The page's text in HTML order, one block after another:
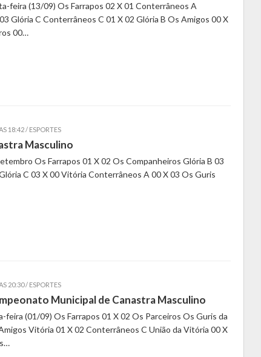
feira (13/09) Os Farrapos 02 X 01 Conterrâneos A
Glória C Conterrâneos C 01 X 02 Glória B Os Amigos 00 X
00…
18:42 / ESPORTES
Masculino
Os Farrapos 01 X 02 Os Companheiros Glória B 03
C 03 X 00 Vitória Conterrâneos A 00 X 03 Os Guris
20:30 / ESPORTES
Municipal de Canastra Masculino
feira (01/09) Os Farrapos 01 X 02 Os Parceiros Os Guris da
Vitória 01 X 02 Conterrâneos C União da Vitória 00 X